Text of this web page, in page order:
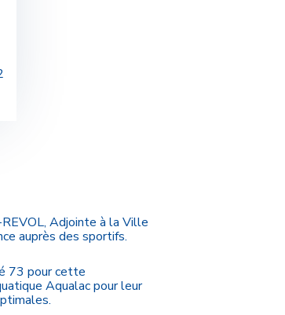
Adjointe à la Ville
auprès des sportifs.
73 pour cette
Aqualac pour leur